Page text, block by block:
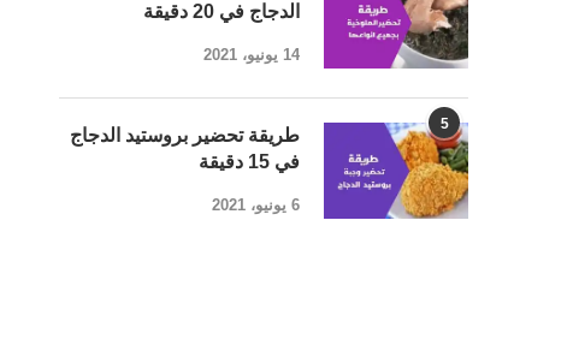
الدجاج في 20 دقيقة
14 يونيو، 2021
5
طريقة تحضير بروستيد الدجاج
في 15 دقيقة
6 يونيو، 2021